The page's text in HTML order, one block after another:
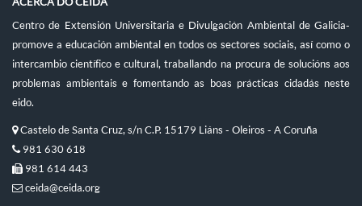
Centro de Extensión Universitaria e Divulgación Ambiental de Galicia-
promove a educación ambiental en todos os sectores sociais, así como o
intercambio científico e cultural, traballando na procura de solucións aos
problemas ambientais e fomentando as boas prácticas cidadás neste
eido.
Castelo de Santa Cruz, s/n C.P. 15179 Liáns - Oleiros - A Coruña
981 630 618
981 614 443
ceida@ceida.org